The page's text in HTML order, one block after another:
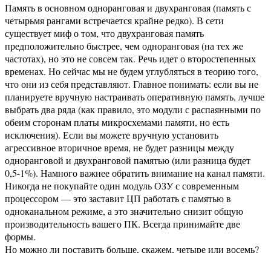
Память в основном одноранговая и двухранговая (память с
четырьмя рангами встречается крайне редко). В сети
существует миф о том, что двухранговая память
предположительно быстрее, чем одноранговая (на тех же
частотах), но это не совсем так. Речь идет о второстепенных
временах. Но сейчас мы не будем углубляться в теорию того,
что они из себя представляют. Главное понимать: если вы не
планируете вручную настраивать оперативную память, лучше
выбрать два ряда (как правило, это модули с распаянными по
обеим сторонам платы микросхемами памяти, но есть
исключения). Если вы можете вручную установить
агрессивное вторичное время, не будет разницы между
одноранговой и двухранговой памятью (или разница будет
0,5-1%). Намного важнее обратить внимание на канал памяти.
Никогда не покупайте один модуль ОЗУ с современным
процессором — это заставит ЦП работать с памятью в
одноканальном режиме, а это значительно снизит общую
производительность вашего ПК. Всегда принимайте две
формы.
Но можно ли поставить больше, скажем, четыре или восемь?